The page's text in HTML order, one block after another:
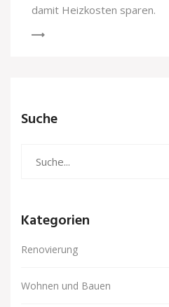
damit Heizkosten sparen.
Suche
Kategorien
Renovierung
Wohnen und Bauen